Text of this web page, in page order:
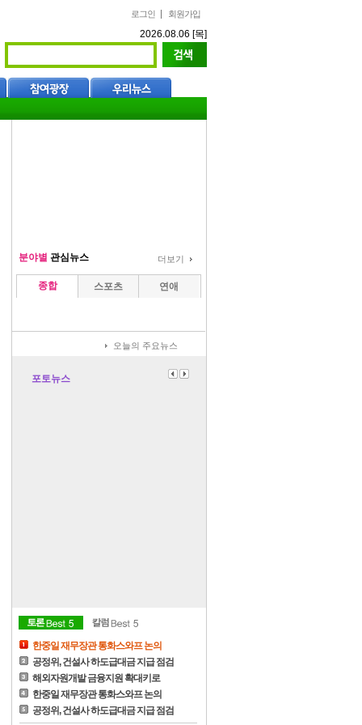
로그인 회원가입
2026.08.06 [목]
분야별 관심뉴스 더보기
종합 스포츠 연애
오늘의 주요뉴스
포토뉴스
한중일 재무장관 통화스와프 논의
공정위, 건설사 하도급대금 지급 점검
해외자원개발 금융지원 확대키로
한중일 재무장관 통화스와프 논의
공정위, 건설사 하도급대금 지급 점검